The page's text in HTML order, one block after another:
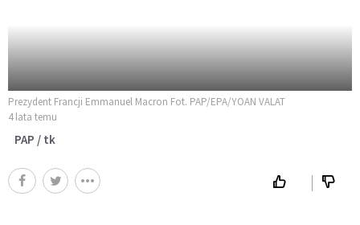
Prezydent Francji Emmanuel Macron Fot. PAP/EPA/YOAN VALAT
4 lata temu
PAP / tk